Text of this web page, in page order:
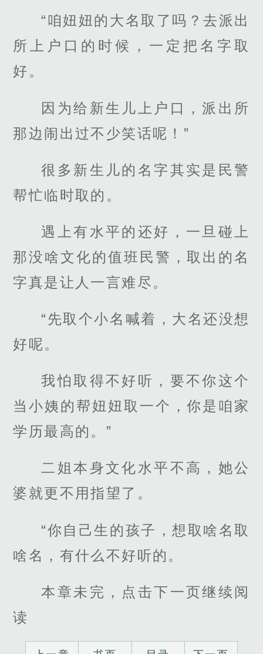
“咱妞妞的大名取了吗？去派出
所上户口的时候，一定把名字取
好。
因为给新生儿上户口，派出所
那边闹出过不少笑话呢！”
很多新生儿的名字其实是民警
帮忙临时取的。
遇上有水平的还好，一旦碰上
那没啥文化的值班民警，取出的名
字真是让人一言难尽。
“先取个小名喊着，大名还没想
好呢。
我怕取得不好听，要不你这个
当小姨的帮妞妞取一个，你是咱家
学历最高的。”
二姐本身文化水平不高，她公
婆就更不用指望了。
“你自己生的孩子，想取啥名取
啥名，有什么不好听的。
本章未完，点击下一页继续阅
读